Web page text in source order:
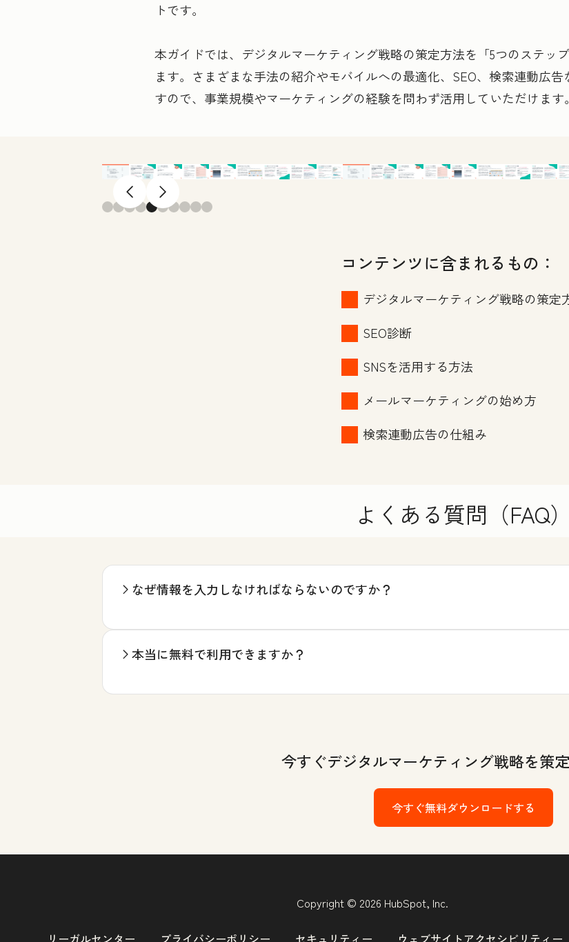
トです。
本ガイドでは、デジタルマーケティング戦略の策定方法を「5つのステッ
ます。さまざまな手法の紹介やモバイルへの最適化、SEO、検索連動広
すので、事業規模やマーケティングの経験を問わず活用していただけます。
前へ 次へ
コンテンツに含まれるもの：
デジタルマーケティング戦略の策定
SEO診断
SNSを活用する方法
メールマーケティングの始め方
検索連動広告の仕組み
よくある質問（FAQ）
なぜ情報を入力しなければならないのですか？
本当に無料で利用できますか？
今すぐデジタルマーケティング戦略を策
今すぐ無料ダウンロードする
Copyright © 2026 HubSpot, Inc.
リーガルセンター プライバシーポリシー セキュリティー ウェブサイトアクセシビリティー